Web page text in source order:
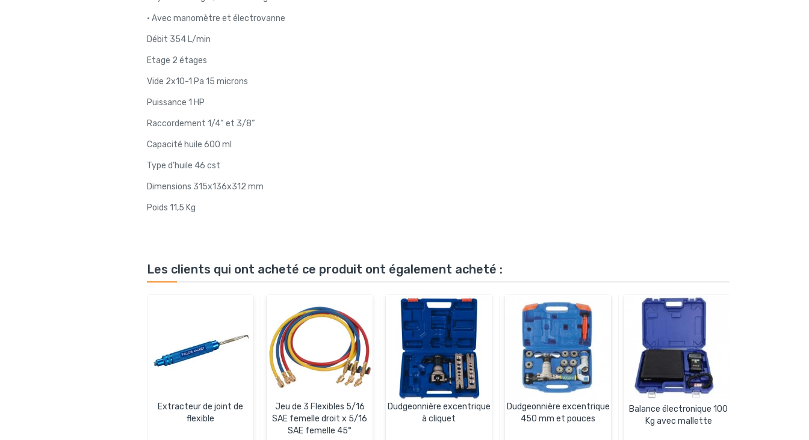
• Avec manomètre et électrovanne
Débit 354 L/min
Etage 2 étages
Vide 2x10-1 Pa 15 microns
Puissance 1 HP
Raccordement 1/4“ et 3/8“
Capacité huile 600 ml
Type d’huile 46 cst
Dimensions 315x136x312 mm
Poids 11,5 Kg
Les clients qui ont acheté ce produit ont également acheté :
Extracteur de joint de
flexible
Jeu de 3 Flexibles 5/16
SAE femelle droit x 5/16
SAE femelle 45°
Dudgeonnière excentrique
à cliquet
Dudgeonnière excentrique
450 mm et pouces
Balance électronique 100
Kg avec mallette